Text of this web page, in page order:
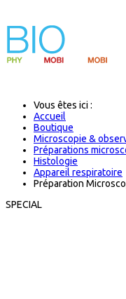
Vous êtes ici :
Accueil
Boutique
Microscopie &
Préparations
Histologie
Appareil respiratoire
Préparation
SPECIAL